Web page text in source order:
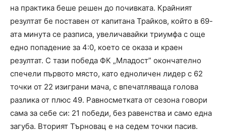
на практика беше решен до почивката. Крайният
резултат бе поставен от капитана Трайков, който в 69-
ата минута се разписа, увеличавайки триумфа с още
едно попадение за 4:0, което се оказа и краен
резултат. С тази победа ФК „Младост” окончателно
спечели първото място, като едноличен лидер с 62
точки от 22 изиграни мача, с впечатляваща голова
разлика от плюс 49. Равносметката от сезона говори
сама за себе си: 21 победи, без равенства и само една
загуба. Вторият Търновац е на седем точки пасив.